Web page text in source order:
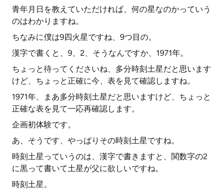
青年月日を教えていただければ、何の星なのかっていう
のはわかりますね。
ちなみに僕は9四火星ですね、9つ目の。
漢字で書くと、9、2、そうなんですか、1971年。
ちょっと待ってくださいね、多分時刻土星だと思います
けど、ちょっと正確に今、表を見て確認しますね。
1971年、まあ多分時刻土星だと思いますけど、ちょっと
正確な表を見て一応再確認します。
企画初体験です。
あ、そうです、やっぱりその時刻土星ですね。
時刻土星っていうのは、漢字で書きますと、関数字の2
に黒って書いて土星が父に欲しいですね。
時刻土星。